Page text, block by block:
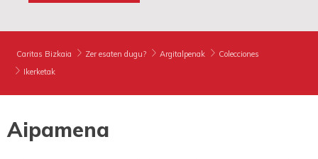
Caritas Bizkaia Zer esaten dugu? Argitalpenak
Colecciones
Ikerketak
Aipamena